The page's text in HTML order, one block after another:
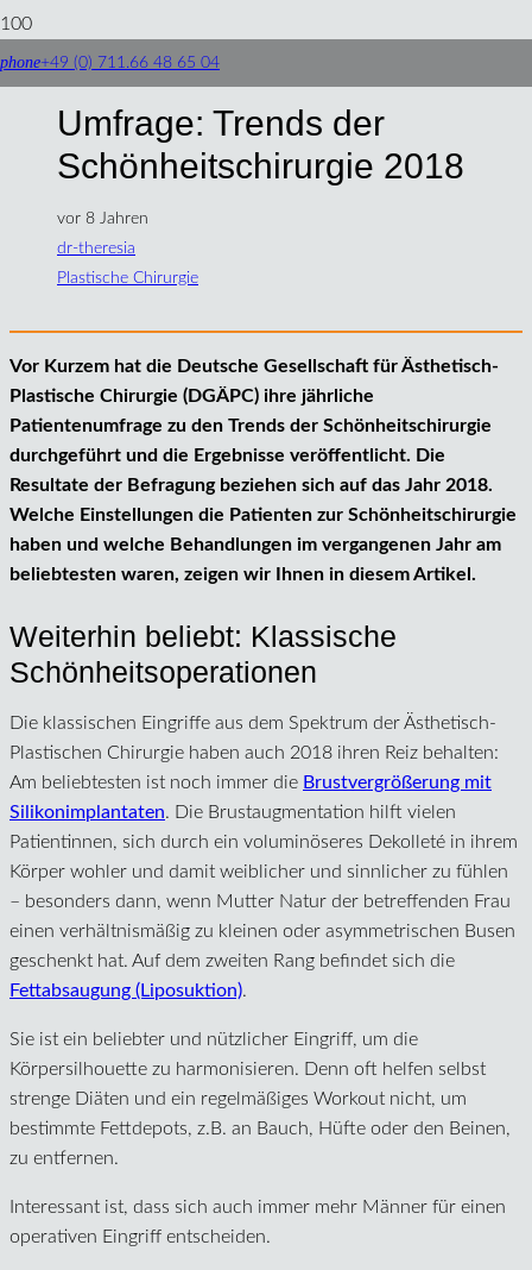
phone+49 (0) 711.66 48 65 04
Umfrage: Trends der
Schönheitschirurgie 2018
vor 8 Jahren
dr-theresia
Plastische Chirurgie
Vor Kurzem hat die Deutsche Gesellschaft für Ästhetisch-
Plastische Chirurgie (DGÄPC) ihre jährliche
Patientenumfrage zu den Trends der Schönheitschirurgie
durchgeführt und die Ergebnisse veröffentlicht. Die
Resultate der Befragung beziehen sich auf das Jahr 2018.
Welche Einstellungen die Patienten zur Schönheitschirurgie
haben und welche Behandlungen im vergangenen Jahr am
beliebtesten waren, zeigen wir Ihnen in diesem Artikel.
Weiterhin beliebt: Klassische
Schönheitsoperationen
Die klassischen Eingriffe aus dem Spektrum der Ästhetisch-
Plastischen Chirurgie haben auch 2018 ihren Reiz behalten:
Am beliebtesten ist noch immer die Brustvergrößerung mit
Silikonimplantaten. Die Brustaugmentation hilft vielen
Patientinnen, sich durch ein voluminöseres Dekolleté in ihrem
Körper wohler und damit weiblicher und sinnlicher zu fühlen
– besonders dann, wenn Mutter Natur der betreffenden Frau
einen verhältnismäßig zu kleinen oder asymmetrischen Busen
geschenkt hat. Auf dem zweiten Rang befindet sich die
Fettabsaugung (Liposuktion).
Sie ist ein beliebter und nützlicher Eingriff, um die
Körpersilhouette zu harmonisieren. Denn oft helfen selbst
strenge Diäten und ein regelmäßiges Workout nicht, um
bestimmte Fettdepots, z.B. an Bauch, Hüfte oder den Beinen,
zu entfernen.
Interessant ist, dass sich auch immer mehr Männer für einen
operativen Eingriff entscheiden.